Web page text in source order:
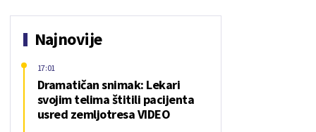
Najnovije
Dramatičan snimak: Lekari
svojim telima štitili pacijenta
usred zemljotresa VIDEO
17:01